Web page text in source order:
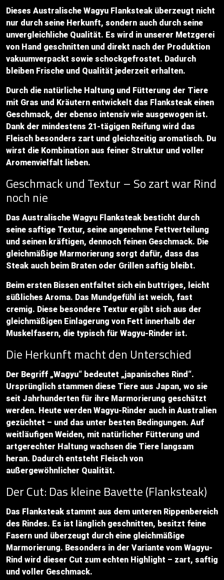
Dieses Australische Wagyu Flanksteak überzeugt nicht
nur durch seine Herkunft, sondern auch durch seine
unvergleichliche Qualität. Es wird in unserer Metzgerei
von Hand geschnitten und direkt nach der Produktion
vakuumverpackt sowie schockgefrostet. Dadurch
bleiben Frische und Qualität jederzeit erhalten.
Durch die natürliche Haltung und Fütterung der Tiere
mit Gras und Kräutern entwickelt das Flanksteak einen
Geschmack, der ebenso intensiv wie ausgewogen ist.
Dank der mindestens 21-tägigen Reifung wird das
Fleisch besonders zart und gleichzeitig aromatisch. Du
wirst die Kombination aus feiner Struktur und voller
Aromenvielfalt lieben.
Geschmack und Textur – So zart war Rind
noch nie
Das Australische Wagyu Flanksteak besticht durch
seine saftige Textur, seine angenehme Fettverteilung
und seinen kräftigen, dennoch feinen Geschmack. Die
gleichmäßige Marmorierung sorgt dafür, dass das
Steak auch beim Braten oder Grillen saftig bleibt.
Beim ersten Bissen entfaltet sich ein buttriges, leicht
süßliches Aroma. Das Mundgefühl ist weich, fast
cremig. Diese besondere Textur ergibt sich aus der
gleichmäßigen Einlagerung von Fett innerhalb der
Muskelfasern, die typisch für Wagyu-Rinder ist.
Die Herkunft macht den Unterschied
Der Begriff „Wagyu“ bedeutet „japanisches Rind“.
Ursprünglich stammen diese Tiere aus Japan, wo sie
seit Jahrhunderten für ihre Marmorierung geschätzt
werden. Heute werden Wagyu-Rinder auch in Australien
gezüchtet – und das unter besten Bedingungen. Auf
weitläufigen Weiden, mit natürlicher Fütterung und
artgerechter Haltung wachsen die Tiere langsam
heran. Dadurch entsteht Fleisch von
außergewöhnlicher Qualität.
Der Cut: Das kleine Bavette (Flanksteak)
Das Flanksteak stammt aus dem unteren Rippenbereich
des Rindes. Es ist länglich geschnitten, besitzt feine
Fasern und überzeugt durch eine gleichmäßige
Marmorierung. Besonders in der Variante vom Wagyu-
Rind wird dieser Cut zum echten Highlight – zart, saftig
und voller Geschmack.